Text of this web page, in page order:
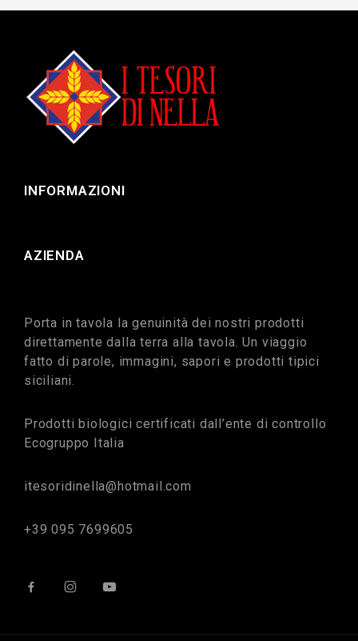
INFORMAZIONI
AZIENDA
Porta in tavola la genuinità dei nostri prodotti
direttamente dalla terra alla tavola. Un viaggio
fatto di parole, immagini, sapori e prodotti tipici
siciliani.
Prodotti biologici certificati dall’ente di controllo
Ecogruppo Italia
itesoridinella@hotmail.com
+39 095 7699605